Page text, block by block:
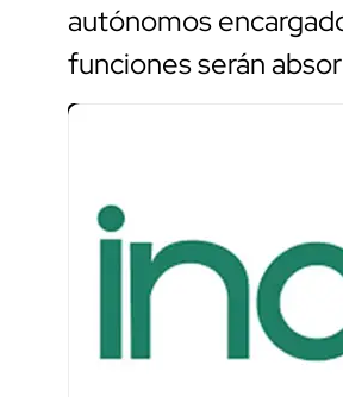
autónomos
funciones serán